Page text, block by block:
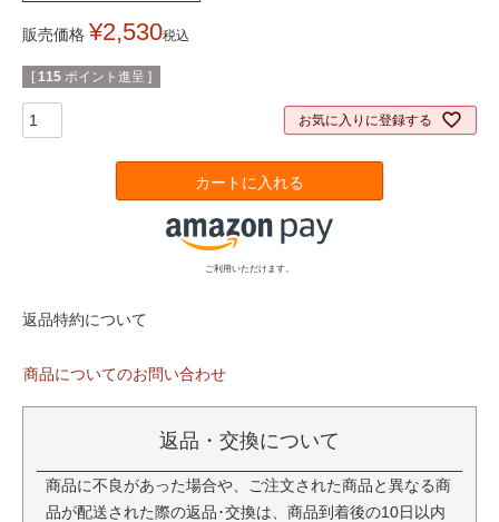
販売価格 ¥2,530税込
[ 115 ポイント進呈 ]
お気に入りに登録する
カートに入れる
ご利用いただけます。
返品特約について
商品についてのお問い合わせ
返品・交換について
商品に不良があった場合や、ご注文された商品と異なる商
品が配送された際の返品･交換は、商品到着後の10日以内